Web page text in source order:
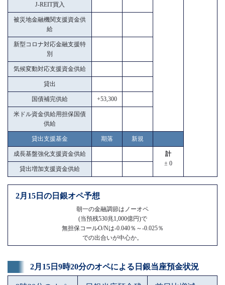
J-REIT買入
被災地金融機関支援資金供
給
新型コロナ対応金融支援特
別
気候変動対応支援資金供給
貸出
国債補完供給 +53,300
米ドル資金供給用担保国債
供給
貸出支援基金 期落 新規
成長基盤強化支援資金供給
計
± 0
貸出増加支援資金供給
2月15日の日銀オペ予想
朝一の金融調節はノーオペ
(当預残530兆1,000億円)で
無担保コールO/Nは-0.040％～-0.025％
での出合いが中心か。
2月15日9時20分のオペによる日銀当座預金状況